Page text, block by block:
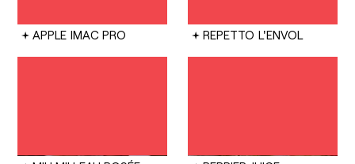
APPLE IMAC PRO REPETTO L'ENVOL